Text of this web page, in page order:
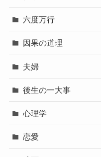
六度万行
因果の道理
夫婦
後生の一大事
心理学
恋愛